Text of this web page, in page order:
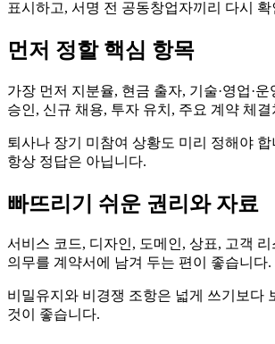
표시하고, 서명 전 공동창업자끼리 다시
먼저 정할 핵심 항목
가장 먼저 지분율, 현금 출자, 기술·영업·
승인, 신규 채용, 투자 유치, 주요 계약 체
퇴사나 장기 미참여 상황도 미리 정해야
항상 정답은 아닙니다.
빠뜨리기 쉬운 권리와 자료
서비스 코드, 디자인, 도메인, 상표, 고객
의무를 계약서에 남겨 두는 편이 좋습니다.
비밀유지와 비경쟁 조항은 넓게 쓰기보다
것이 좋습니다.